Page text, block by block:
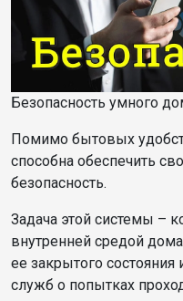
Безопасность умного
Помимо бытовых
способна обеспечить
безопасность.
Задача этой системы –
внутренней средой
ее закрытого
служб о попытках